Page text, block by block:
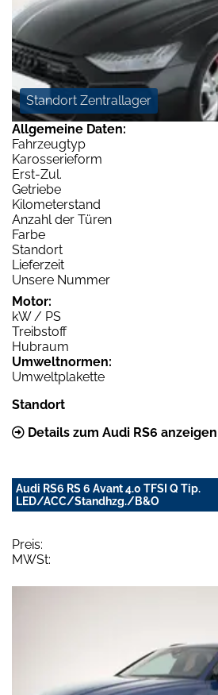
Standort Zentrallager
Allgemeine Daten:
Fahrzeugtyp
Karosserieform
Erst-Zul.
Getriebe
Kilometerstand
Anzahl der Türen
Farbe
Standort
Lieferzeit
Unsere Nummer
Motor:
kW / PS
Treibstoff
Hubraum
Umweltnormen:
Umweltplakette
Standort
Details zum Audi RS6 anzeigen
Audi RS6 RS 6 Avant 4.0 TFSI Q Tip.
LED/ACC/Standhzg./B&O
Preis:
MWSt: